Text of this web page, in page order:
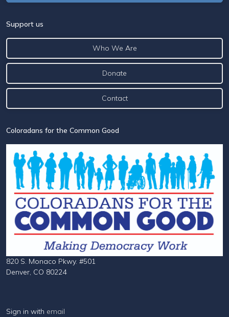
Support us
Who We Are
Donate
Contact
Coloradans for the Common Good
820 S. Monaco Pkwy. #501
Denver, CO 80224
Sign in with email